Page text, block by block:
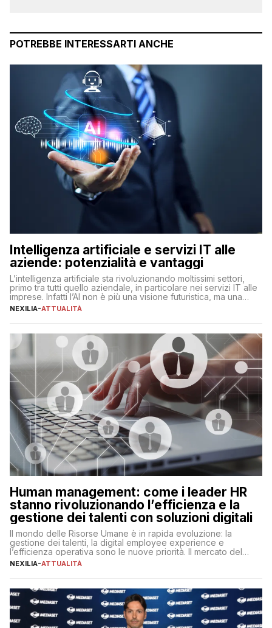
POTREBBE INTERESSARTI ANCHE
Intelligenza artificiale e servizi IT alle
aziende: potenzialità e vantaggi
L’intelligenza artificiale sta rivoluzionando moltissimi settori,
primo tra tutti quello aziendale, in particolare nei servizi IT alle
imprese. Infatti l’AI non è più una visione futuristica, ma una
realtà operativa che sta portando a un cambio significativo in
operazioni, bensì comporta […]
NEXILIA-ATTUALITÀ
Human management: come i leader HR
stanno rivoluzionando l’efficienza e la
gestione dei talenti con soluzioni digitali
Il mondo delle Risorse Umane è in rapida evoluzione: la
gestione dei talenti, la digital employee experience e
l’efficienza operativa sono le nuove priorità. Il mercato del
lavoro, d’altra parte, è sempre più competitivo con una lotta
NEXILIA-ATTUALITÀ